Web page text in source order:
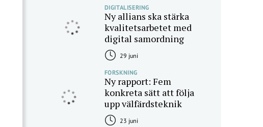
DIGITALISERING
Ny allians ska stärka
kvalitetsarbetet med
digital samordning
29 juni
FORSKNING
Ny rapport: Fem
konkreta sätt att följa
upp välfärdsteknik
23 juni